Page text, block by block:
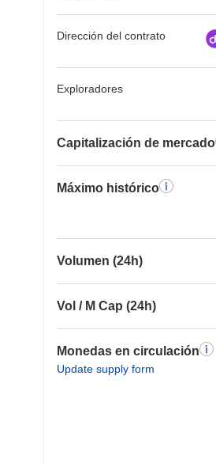
Dirección del contrato
Exploradores
Capitalización de mercado
Máximo histórico
Volumen (24h)
Vol / M Cap (24h)
Monedas en circulación
Update supply form